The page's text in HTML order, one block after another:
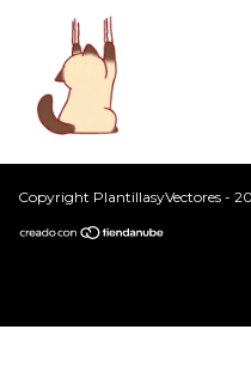
Copyright PlantillasyVectores -